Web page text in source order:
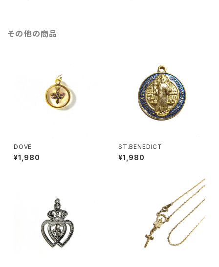
その他の商品
DOVE
¥1,980
ST.BENEDICT
¥1,980